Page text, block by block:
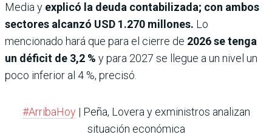
Media y explicó la deuda contabilizada; con ambos
sectores alcanzó USD 1.270 millones. Lo
mencionado hará que para el cierre de 2026 se tenga
un déficit de 3,2 % y para 2027 se llegue a un nivel un
poco inferior al 4 %, precisó.
#ArribaHoy| Peña, Lovera y exministros analizan
situación económica